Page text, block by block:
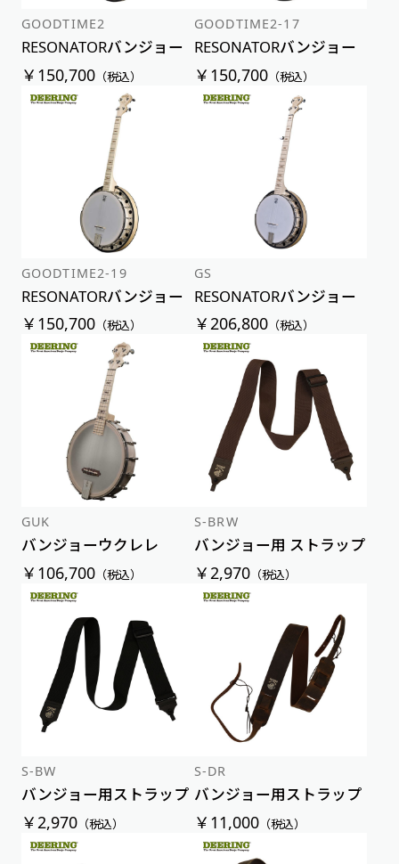
GOODTIME2
RESONATORバンジョー
￥150,700（税込）
GOODTIME2-17
RESONATORバンジョー
￥150,700 （税込）
GOODTIME2-19
RESONATORバンジョー
￥150,700（税込）
GS
RESONATORバンジョー
￥206,800 （税込）
GUK
バンジョーウクレレ
￥106,700（税込）
S-BRW
バンジョー用 ストラップ
￥2,970 （税込）
S-BW
バンジョー用ストラップ
￥2,970（税込）
S-DR
バンジョー用ストラップ
￥11,000 （税込）